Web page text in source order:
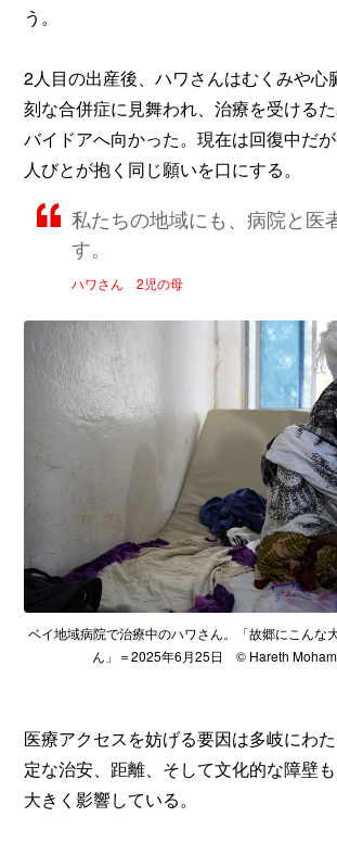
う。
2人目の出産後、ハワさんはむくみや心
刻な合併症に見舞われ、治療を受ける
バイドアへ向かった。現在は回復中だ
人びとが抱く同じ願いを口にする。
私たちの地域にも、病院と医
す。
ハワさん 2児の母
ベイ地域病院で治療中のハワさん。「故郷にこんな
ん」＝2025年6月25日 © Hareth
医療アクセスを妨げる要因は多岐にわ
定な治安、距離、そして文化的な障壁
大きく影響している。